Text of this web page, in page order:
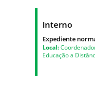
Interno
Expediente
Local:
Educação a